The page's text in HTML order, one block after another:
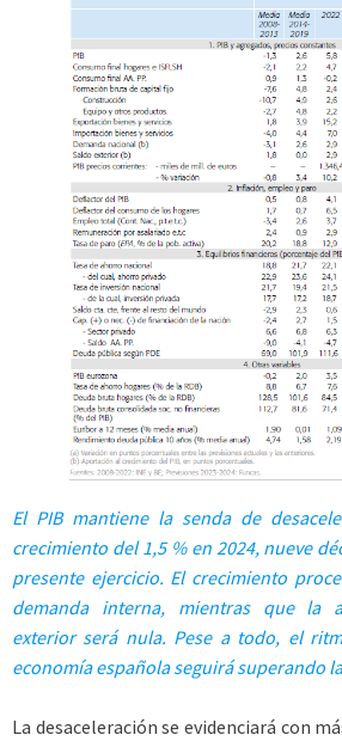
El PIB mantiene la senda de
crecimiento del 1,5 % en 2024, nueve
presente ejercicio. El crecimiento
demanda interna, mientras que la
exterior será nula. Pese a todo, el
economía española seguirá superando
La desaceleración se evidenciará con